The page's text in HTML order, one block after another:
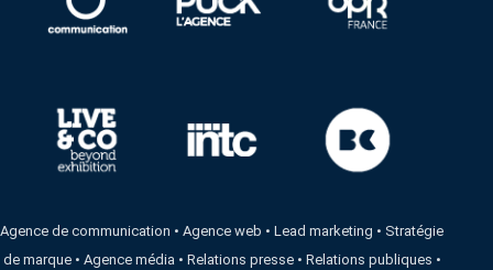
Agence de communication •Agence web •Lead marketing • Stratégie
de marque• Agence média • Relations presse• Relations publiques •